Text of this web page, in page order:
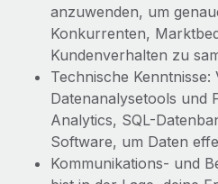
anzuwenden, um
Konkurrenten,
Kundenverhalten zu
Technische Kenntnisse:
Datenanalysetools und
Analytics, SQL-
Software, um Daten
Kommunikations- und